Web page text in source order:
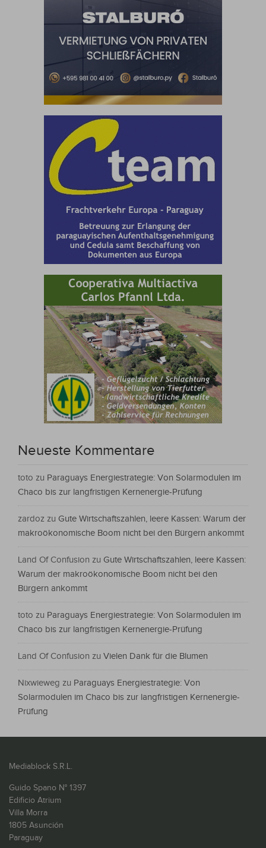
Neueste Kommentare
toto zu Paraguays Energiestrategie: Von Solarmodulen im
Chaco bis zur langfristigen Kernenergie-Prüfung
zardoz zu Gute Wirtschaftszahlen, leere Kassen: Warum der
makroökonomische Boom nicht bei den Bürgern ankommt
Land Of Confusion zu Gute Wirtschaftszahlen, leere Kassen:
Warum der makroökonomische Boom nicht bei den
Bürgern ankommt
toto zu Paraguays Energiestrategie: Von Solarmodulen im
Chaco bis zur langfristigen Kernenergie-Prüfung
Land Of Confusion zu Vielen Dank für die Blumen
Nixwieweg zu Paraguays Energiestrategie: Von
Solarmodulen im Chaco bis zur langfristigen Kernenergie-
Prüfung
Mediablock S.R.L.
Guido Spano N° 1397
Edificio Atrium
Villa Morra
1805 Asunción
Paraguay